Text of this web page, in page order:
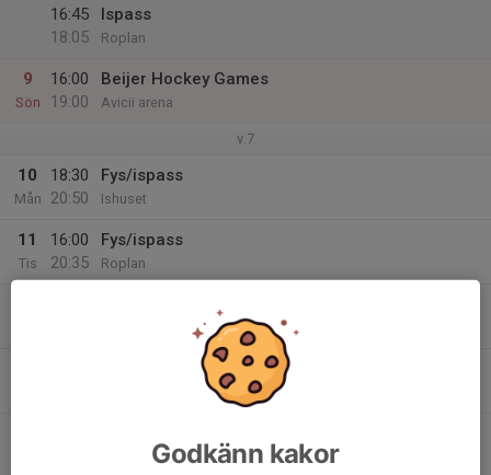
16:45
18:05
Ispass
Roplan
9
Sön
16:00
19:00
Beijer Hockey Games
Avicii arena
v.7
10
Mån
18:30
20:50
Fys/ispass
Ishuset
11
Tis
16:00
20:35
Fys/ispass
Roplan
Godkänn kakor